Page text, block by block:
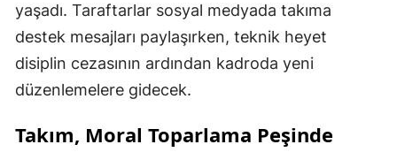
yaşadı. Taraftarlar sosyal medyada takıma
destek mesajları paylaşırken, teknik heyet
disiplin cezasının ardından kadroda yeni
düzenlemelere gidecek.
Takım, Moral Toparlama Peşinde